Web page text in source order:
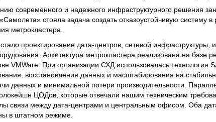
современного и надежного инфраструктурного решения
стояла задача создать отказоустойчивую систему
метрокластера.
проектирование дата-центров, сетевой
Архитектура метрокластера реализована на базе
VMWare. При организации СХД использовалась технология
восстановления данных и масштабирования на
данных и минимальной потери производительности.
ЦОДов, которые отвечали нашим техническим
связи между дата-центрами и центральным офисом. Оба
в штатном режиме.